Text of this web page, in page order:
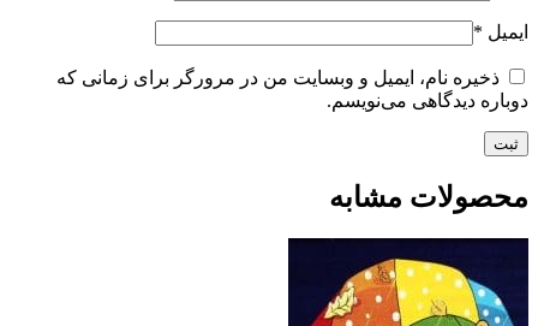
ایمیل *
ذخیره نام، ایمیل و وبسایت من در مرورگر برای زمانی که
دوباره دیدگاهی می‌نویسم.
محصولات مشابه